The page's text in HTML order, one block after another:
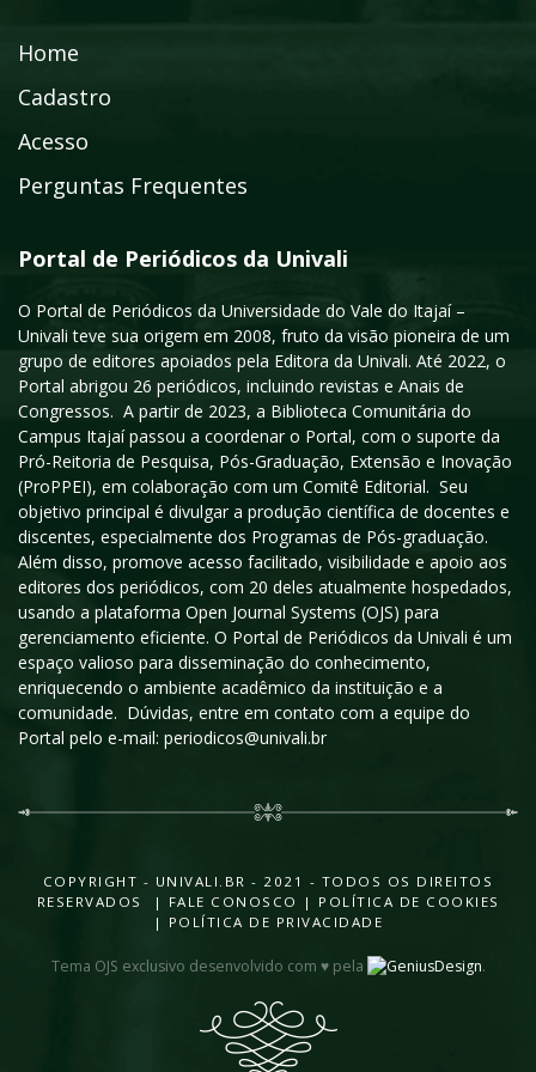
Home
Cadastro
Acesso
Perguntas Frequentes
Portal de Periódicos da Univali
O Portal de Periódicos da Universidade do Vale do Itajaí –
Univali teve sua origem em 2008, fruto da visão pioneira de um
grupo de editores apoiados pela Editora da Univali. Até 2022, o
Portal abrigou 26 periódicos, incluindo revistas e Anais de
Congressos. A partir de 2023, a Biblioteca Comunitária do
Campus Itajaí passou a coordenar o Portal, com o suporte da
Pró-Reitoria de Pesquisa, Pós-Graduação, Extensão e Inovação
(ProPPEI), em colaboração com um Comitê Editorial. Seu
objetivo principal é divulgar a produção científica de docentes e
discentes, especialmente dos Programas de Pós-graduação.
Além disso, promove acesso facilitado, visibilidade e apoio aos
editores dos periódicos, com 20 deles atualmente hospedados,
usando a plataforma Open Journal Systems (OJS) para
gerenciamento eficiente. O Portal de Periódicos da Univali é um
espaço valioso para disseminação do conhecimento,
enriquecendo o ambiente acadêmico da instituição e a
comunidade. Dúvidas, entre em contato com a equipe do
Portal pelo e-mail: periodicos@univali.br
COPYRIGHT - UNIVALI.BR - 2021 - TODOS OS DIREITOS
RESERVADOS |
FALE CONOSCO | POLÍTICA DE COOKIES
| POLÍTICA DE PRIVACIDADE
Tema OJS exclusivo desenvolvido com ♥ pela .